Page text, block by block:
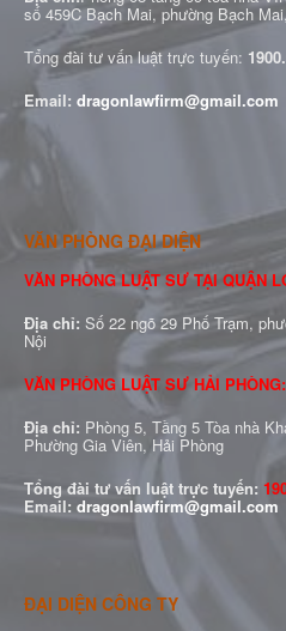
số 459C Bạch Mai, phường Bạch
Tổng đài tư vấn luật trực tuyến:
Email: dragonlawfirm@gmail.com
VĂN PHÒNG ĐẠI DIỆN
VĂN PHÒNG LUẬT SƯ TẠI QUẬN
Địa chỉ: Số 22 ngõ 29 Phố Trạm,
Nội
VĂN PHÒNG LUẬT SƯ HẢI PHÒNG:
Địa chỉ: Phòng 5, Tầng 5 Tòa nhà
Phường Gia Viên, Hải Phòng
Tổng đài tư vấn luật trực tuyến:
Email: dragonlawfirm@gmail.com
ĐẠI DIỆN CÔNG TY